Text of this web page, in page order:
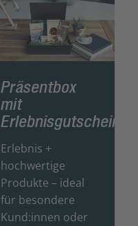
Präsentbox
mit
Erlebnisgutschein
Erlebnis +
hochwertige
Produkte – ideal
für besondere
Kund:innen oder